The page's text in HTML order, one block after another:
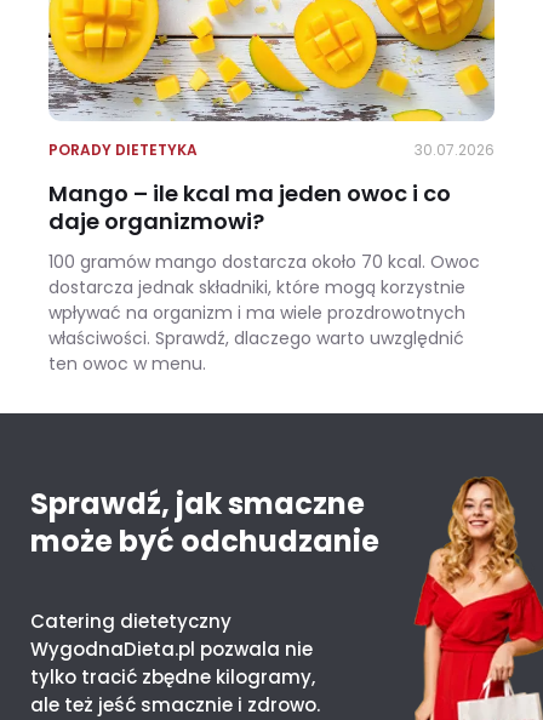
PORADY DIETETYKA 30.07.2026
Mango – ile kcal ma jeden owoc i co
daje organizmowi?
100 gramów mango dostarcza około 70 kcal. Owoc
dostarcza jednak składniki, które mogą korzystnie
wpływać na organizm i ma wiele prozdrowotnych
właściwości. Sprawdź, dlaczego warto uwzględnić
ten owoc w menu.
Sprawdź, jak smaczne
może być odchudzanie
Catering dietetyczny
WygodnaDieta.pl pozwala nie
tylko tracić zbędne kilogramy,
ale też jeść smacznie i zdrowo.